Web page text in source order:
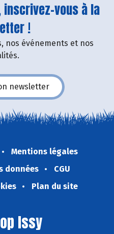
vous à la
!
nos événements et nos
newsletter
Mentions légales
données
CGU
Plan du site
Issy